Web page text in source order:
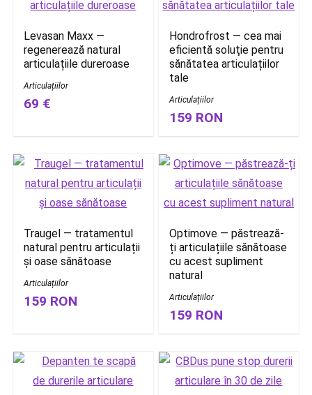
Levasan Maxx —
regenerează natural
articulațiile dureroase
Articulațiilor
69 €
Hondrofrost — cea mai
eficientă soluţie pentru
sănătatea articulațiilor
tale
Articulațiilor
159 RON
Traugel — tratamentul
natural pentru articulații
și oase sănătoase
Articulațiilor
159 RON
Optimove — păstrează-
ți articulațiile sănătoase
cu acest supliment
natural
Articulațiilor
159 RON